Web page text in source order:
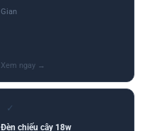
Gian
✓
Đèn chiếu cây 18w